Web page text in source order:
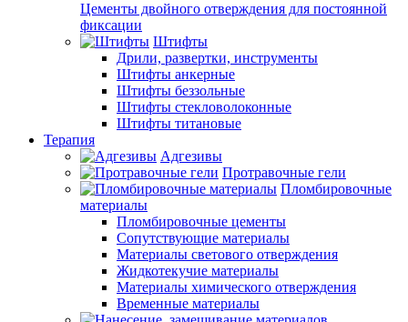
Цементы двойного отверждения для постоянной
фиксации
Штифты
Дрили, развертки, инструменты
Штифты анкерные
Штифты беззольные
Штифты стекловолоконные
Штифты титановые
Терапия
Адгезивы
Протравочные гели
Пломбировочные
материалы
Пломбировочные цементы
Сопутствующие материалы
Материалы светового отверждения
Жидкотекучие материалы
Материалы химического отверждения
Временные материалы